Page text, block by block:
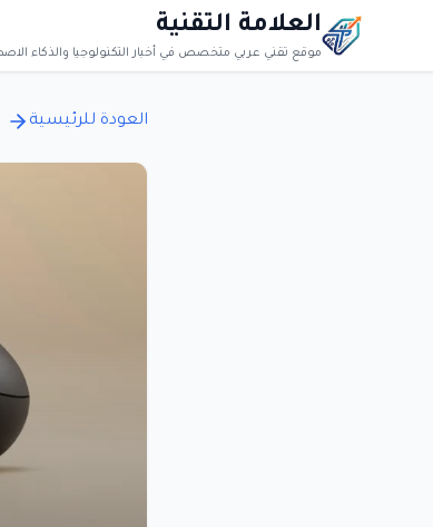
العلامة التقنية
موقع تقني عربي متخصص في أخبار التكنولوجيا والذكاء
العودة للرئيسية